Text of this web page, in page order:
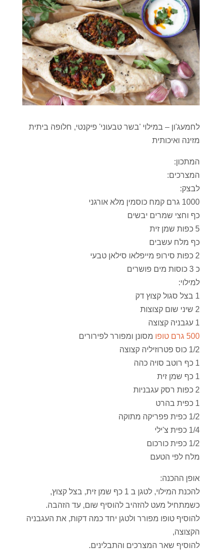
לחמעג'ון – במילוי 'בשר טבעוני' פיקנטי, חלופה ביתית
מזינה ואיכותית
המתכון:
המצרכים:
לבצק:
1000 גרם קמח כוסמין מלא אורגני
כף וחצי שמרים יבשים
5 כפות שמן זית
כף מלח עשבים
2 כפות סירופ מייפלאו סילאן טבעי
כ 3 כוסות מים פושרים
למילוי:
1 בצל סגול קצוץ דק
2 שיני שום קצוצות
1 עגבניה קצוצה
500 גרם טופו
מסונן ומפורר לפירורים
1/2 כוס פטרוזיליה קצוצה
1 כף רוטב סויה כהה
1 כף שמן זית
2 כפות רסק עגבניות
1 כפית בהרט
1/2 כפית פפריקה מתוקה
1/4 כפית צ'ילי
1/2 כפית כורכום
מלח לפי הטעם
אופן ההכנה:
להכנת המילוי, לטגן ב 1 כף שמן זית, בצל קצוץ,
כשמתחיל מעט להזהיב להוסיף שום, עד הזהבה.
להוסיף טופו מפורר ולטגן יחד כמה דקות, את העגבניה
הקצוצה,
להוסיף שאר המצרכים והתבלינים.